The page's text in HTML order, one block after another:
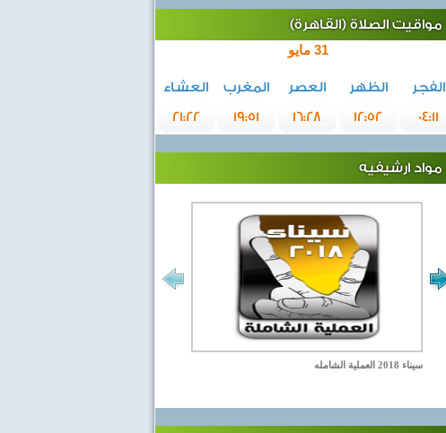
مواقيت الصلاة (القاهرة)
31 مايو
الفجر الظهر العصر المغرب
العشاء
04:11
12:52
16:28
19:51
21:22
مواد ارشيفيه
سيناء 2018 العملية الشامله